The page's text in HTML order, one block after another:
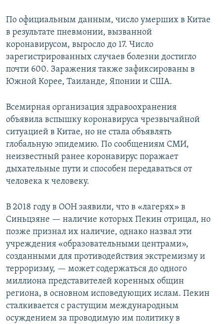
По официальным данным, число умерших в Китае
в результате пневмонии, вызванной
коронавирусом, выросло до 17. Число
зарегистрированных случаев болезни достигло
почти 600. Заражения также зафиксированы в
Южной Корее, Таиланде, Японии и США.
Всемирная организация здравоохранения
объявила вспышку коронавируса чрезвычайной
ситуацией в Китае, но не стала объявлять
глобальную эпидемию. По сообщениям СМИ,
неизвестный ранее коронавирус поражает
дыхательные пути и способен передаваться от
человека к человеку.
В 2018 году в ООН заявили, что в «лагерях» в
Синьцзяне — наличие которых Пекин отрицал, но
позже признал их наличие, однако назвал эти
учреждения «образовательными центрами»,
созданными для противодействия экстремизму и
терроризму, — может содержаться до одного
миллиона представителей коренных общин
региона, в основном исповедующих ислам. Пекин
сталкивается с растущим международным
осуждением за проводимую им политику в